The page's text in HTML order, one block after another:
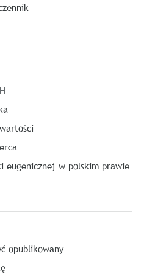
eugenicznej w polskim prawie
opublikowany